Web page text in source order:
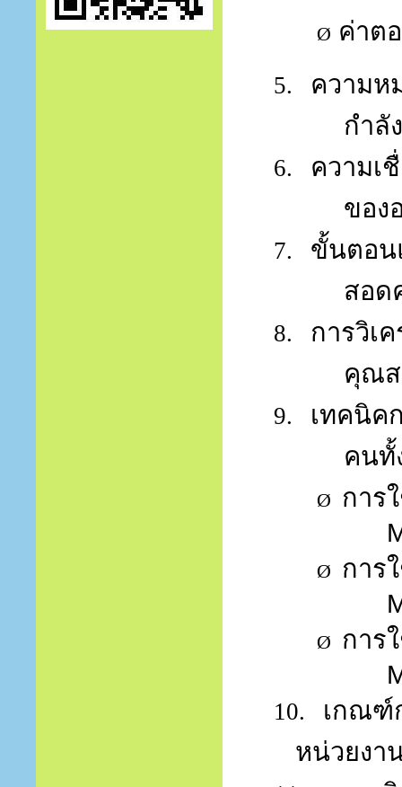
Ø ค่าต
5.
ความห
กำลั
6.
ความเ
ของ
7.
ขั้นตอน
สอด
8.
การวิเ
คุณ
9.
เทคนิค
คน
Ø การ
Ø การ
Ø การ
10.
เกณฑ์
หน่วยงา